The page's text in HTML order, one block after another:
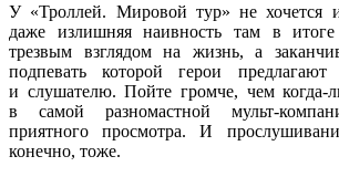
У «Троллей. Мировой тур» не хочется
даже излишняя наивность там в итоге
трезвым взглядом на жизнь, а
подпевать которой герои
и слушателю. Пойте громче, чем когда-
в самой разномастной мульт-
приятного просмотра. И
конечно, тоже.